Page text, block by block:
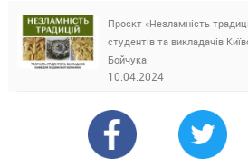
Проєкт «Незламність
студентів та викладачів
Бойчука
10.04.2024